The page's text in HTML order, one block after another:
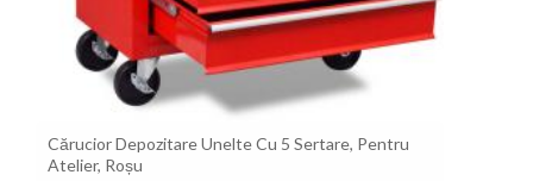
Cărucior Depozitare Unelte Cu 5 Sertare, Pentru
Atelier, Roșu